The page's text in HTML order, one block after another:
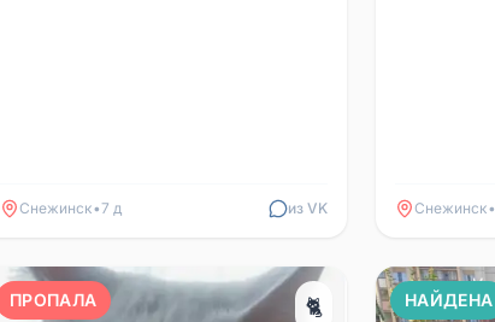
Снежинск•7 д из VK Снежинск•
ПРОПАЛА 🐈 НАЙДЕНА